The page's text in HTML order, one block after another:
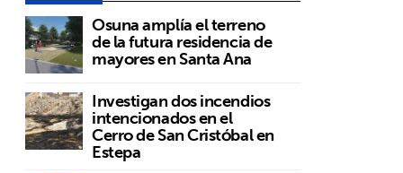
Osuna amplía el terreno
de la futura residencia de
mayores en Santa Ana
Investigan dos incendios
intencionados en el
Cerro de San Cristóbal en
Estepa